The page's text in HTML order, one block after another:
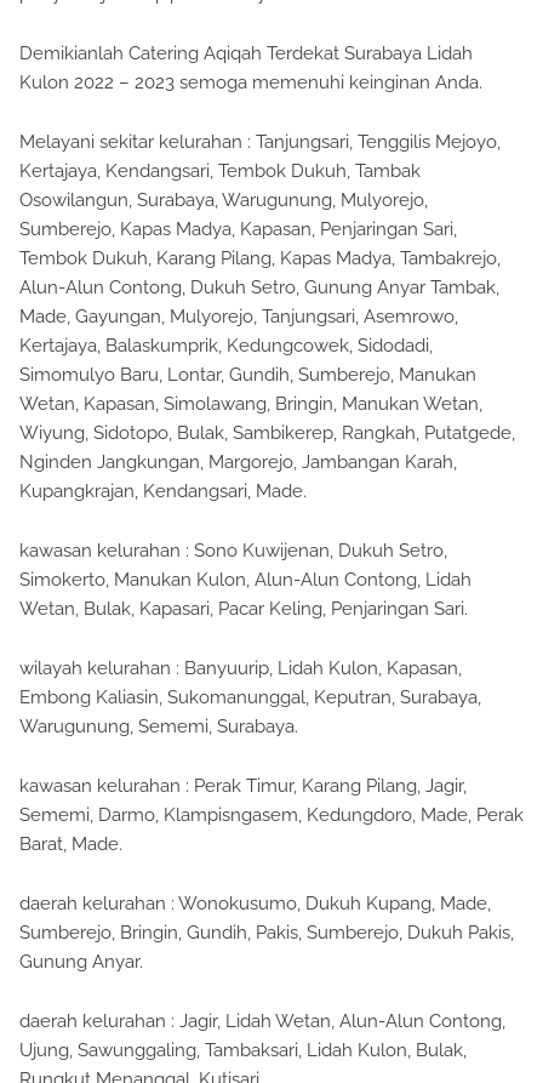
Demikianlah Catering Aqiqah Terdekat Surabaya Lidah
Kulon 2022 – 2023 semoga memenuhi keinginan Anda.
Melayani sekitar kelurahan : Tanjungsari, Tenggilis Mejoyo,
Kertajaya, Kendangsari, Tembok Dukuh, Tambak
Osowilangun, Surabaya, Warugunung, Mulyorejo,
Sumberejo, Kapas Madya, Kapasan, Penjaringan Sari,
Tembok Dukuh, Karang Pilang, Kapas Madya, Tambakrejo,
Alun-Alun Contong, Dukuh Setro, Gunung Anyar Tambak,
Made, Gayungan, Mulyorejo, Tanjungsari, Asemrowo,
Kertajaya, Balaskumprik, Kedungcowek, Sidodadi,
Simomulyo Baru, Lontar, Gundih, Sumberejo, Manukan
Wetan, Kapasan, Simolawang, Bringin, Manukan Wetan,
Wiyung, Sidotopo, Bulak, Sambikerep, Rangkah, Putatgede,
Nginden Jangkungan, Margorejo, Jambangan Karah,
Kupangkrajan, Kendangsari, Made.
kawasan kelurahan : Sono Kuwijenan, Dukuh Setro,
Simokerto, Manukan Kulon, Alun-Alun Contong, Lidah
Wetan, Bulak, Kapasari, Pacar Keling, Penjaringan Sari.
wilayah kelurahan : Banyuurip, Lidah Kulon, Kapasan,
Embong Kaliasin, Sukomanunggal, Keputran, Surabaya,
Warugunung, Sememi, Surabaya.
kawasan kelurahan : Perak Timur, Karang Pilang, Jagir,
Sememi, Darmo, Klampisngasem, Kedungdoro, Made, Perak
Barat, Made.
daerah kelurahan : Wonokusumo, Dukuh Kupang, Made,
Sumberejo, Bringin, Gundih, Pakis, Sumberejo, Dukuh Pakis,
Gunung Anyar.
daerah kelurahan : Jagir, Lidah Wetan, Alun-Alun Contong,
Ujung, Sawunggaling, Tambaksari, Lidah Kulon, Bulak,